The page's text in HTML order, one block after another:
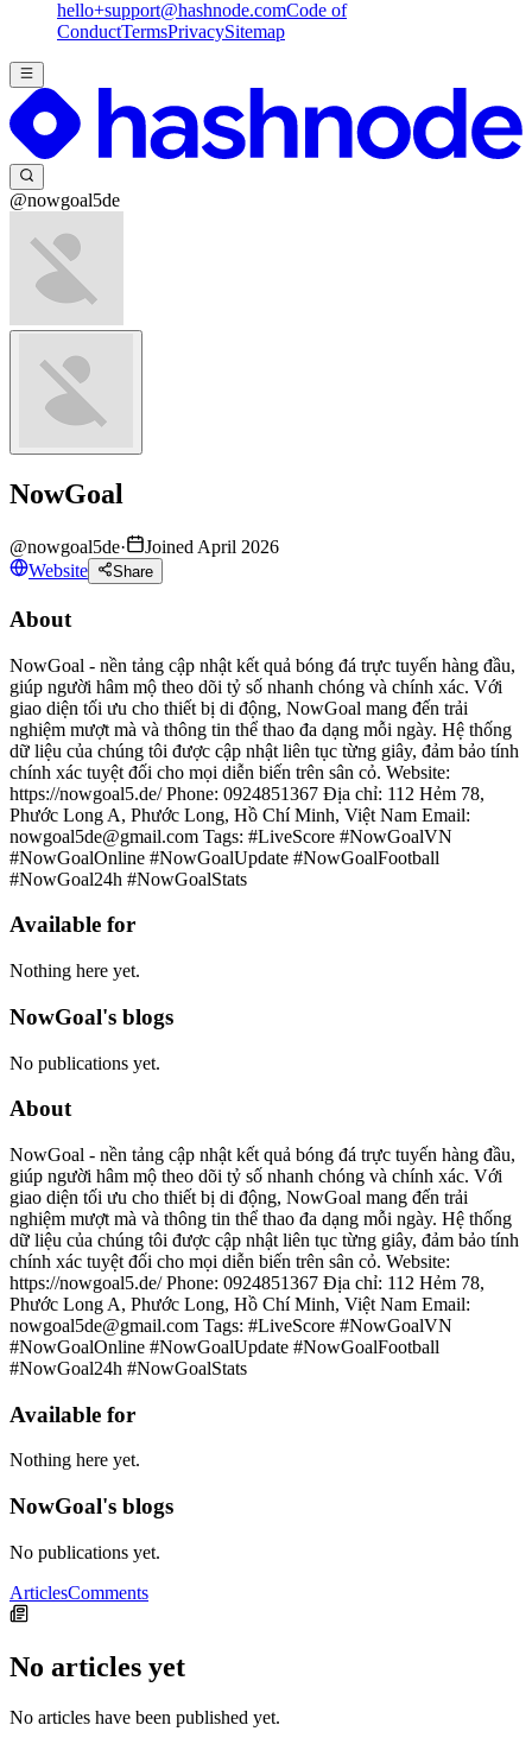
hello+support@hashnode.comCode of
ConductTermsPrivacySitemap
@nowgoal5de
NowGoal
@nowgoal5de·
Joined April 2026
Website
Share
About
NowGoal - nền tảng cập nhật kết quả bóng đá trực tuyến hàng đầu,
giúp người hâm mộ theo dõi tỷ số nhanh chóng và chính xác. Với
giao diện tối ưu cho thiết bị di động, NowGoal mang đến trải
nghiệm mượt mà và thông tin thể thao đa dạng mỗi ngày. Hệ thống
dữ liệu của chúng tôi được cập nhật liên tục từng giây, đảm bảo tính
chính xác tuyệt đối cho mọi diễn biến trên sân cỏ. Website:
https://nowgoal5.de/ Phone: 0924851367 Địa chỉ: 112 Hẻm 78,
Phước Long A, Phước Long, Hồ Chí Minh, Việt Nam Email:
nowgoal5de@gmail.com Tags: #LiveScore #NowGoalVN
#NowGoalOnline #NowGoalUpdate #NowGoalFootball
#NowGoal24h #NowGoalStats
Available for
Nothing here yet.
NowGoal's blogs
No publications yet.
About
NowGoal - nền tảng cập nhật kết quả bóng đá trực tuyến hàng đầu,
giúp người hâm mộ theo dõi tỷ số nhanh chóng và chính xác. Với
giao diện tối ưu cho thiết bị di động, NowGoal mang đến trải
nghiệm mượt mà và thông tin thể thao đa dạng mỗi ngày. Hệ thống
dữ liệu của chúng tôi được cập nhật liên tục từng giây, đảm bảo tính
chính xác tuyệt đối cho mọi diễn biến trên sân cỏ. Website:
https://nowgoal5.de/ Phone: 0924851367 Địa chỉ: 112 Hẻm 78,
Phước Long A, Phước Long, Hồ Chí Minh, Việt Nam Email:
nowgoal5de@gmail.com Tags: #LiveScore #NowGoalVN
#NowGoalOnline #NowGoalUpdate #NowGoalFootball
#NowGoal24h #NowGoalStats
Available for
Nothing here yet.
NowGoal's blogs
No publications yet.
ArticlesComments
No articles yet
No articles have been published yet.